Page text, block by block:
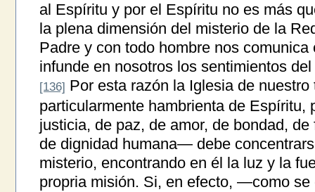
al Espíritu y por el Espíritu no es más
la plena dimensión del misterio de la
Padre y con todo hombre nos
infunde en nosotros los sentimientos
[136] Por esta razón la Iglesia de
particularmente hambrienta de Espíritu,
justicia, de paz, de amor, de bondad,
de dignidad humana— debe
misterio, encontrando en él la luz y la
propria misión. Si, en efecto, —como